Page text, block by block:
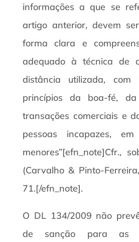
informações a que se
artigo anterior, devem
forma clara e
adequado à técnica de
distância utilizada, com
princípios da boa-fé,
transações comerciais e
pessoas incapazes,
menores”[efn_note]Cfr.,
(Carvalho & Pinto-
71.[/efn_note].
O DL 134/2009 não
de sanção para as